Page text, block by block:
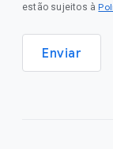
estão sujeitos à
Enviar